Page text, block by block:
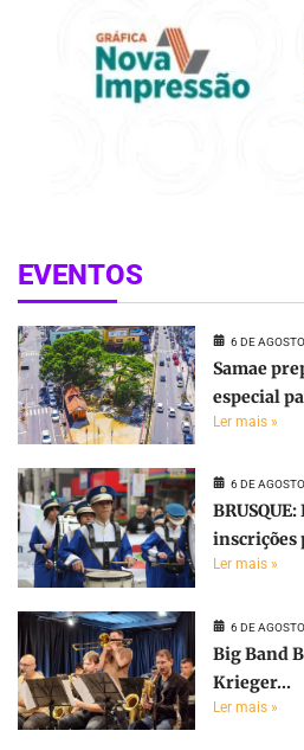
EVENTOS
6 DE
Samae
especial
Ler mais »
6 DE
inscrições
Ler mais »
6 DE
Big Band
Krieger...
Ler mais »